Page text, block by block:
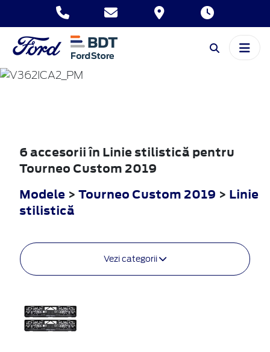
TOURNEO
CUSTOM
6 accesorii în Linie stilistică pentru
Tourneo Custom 2019
Modele > Tourneo Custom 2019 > Linie
stilistică
Vezi categorii